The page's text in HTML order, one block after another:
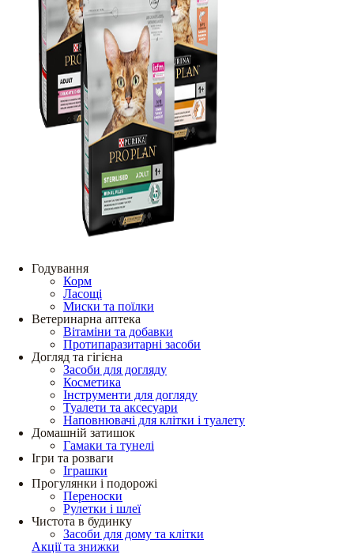
Годування
Корм
Ласощі
Миски та поїлки
Ветеринарна аптека
Вітаміни та добавки
Протипаразитарні засоби
Догляд та гігієна
Засоби для догляду
Косметика
Інструменти для догляду
Туалети та аксесуари
Наповнювачі для клітки і туалету
Домашній затишок
Гамаки та тунелі
Ігри та розваги
Іграшки
Прогулянки і подорожі
Переноски
Рулетки і шлеї
Чистота в будинку
Засоби для дому та клітки
Акції та знижки